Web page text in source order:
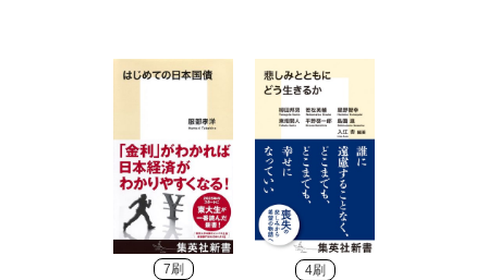
7刷 4刷